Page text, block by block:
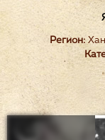
Регион: